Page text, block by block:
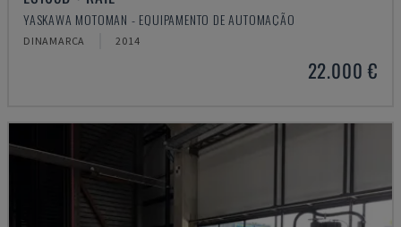
YASKAWA MOTOMAN - EQUIPAMENTO DE AUTOMAÇÃO
DINAMARCA 2014
22.000 €